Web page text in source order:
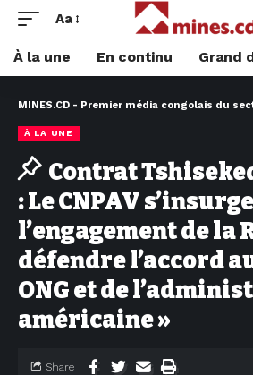
Aa
À la une En continu Grand
MINES.CD - Premier média congolais du
À LA UNE
Contrat
: Le CNPAV
l’engagement de la
défendre l’accord
ONG et de
américaine »
Share